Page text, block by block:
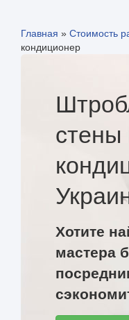
Главная » Стоимость
кондиционер
стены
Хотите
мастера